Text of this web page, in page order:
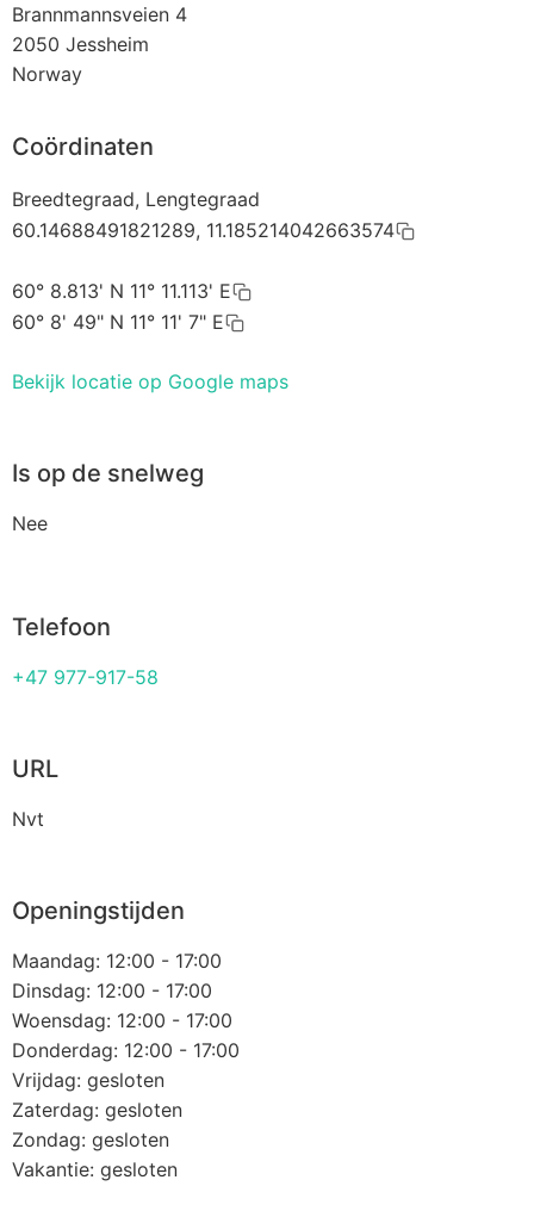
Brannmannsveien 4
2050 Jessheim
Norway
Coördinaten
Breedtegraad, Lengtegraad
60.14688491821289, 11.185214042663574
60° 8.813' N 11° 11.113' E
60° 8' 49" N 11° 11' 7" E
Bekijk locatie op Google maps
Is op de snelweg
Nee
Telefoon
+47 977-917-58
URL
Nvt
Openingstijden
Maandag: 12:00 - 17:00
Dinsdag: 12:00 - 17:00
Woensdag: 12:00 - 17:00
Donderdag: 12:00 - 17:00
Vrijdag: gesloten
Zaterdag: gesloten
Zondag: gesloten
Vakantie: gesloten